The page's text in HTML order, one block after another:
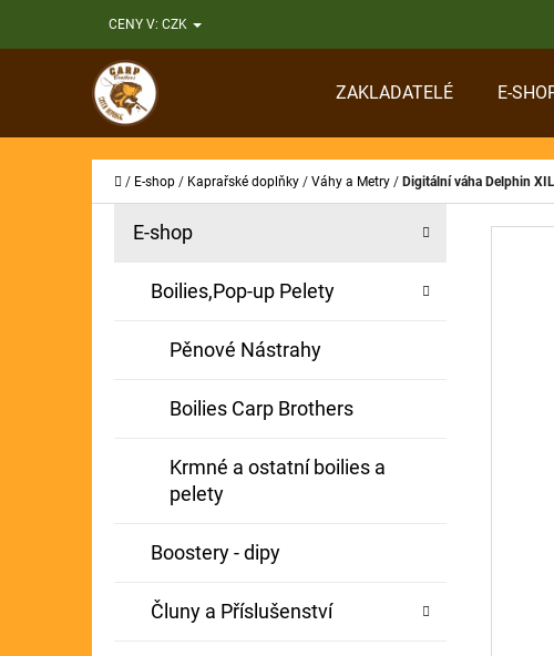
na
CENY V: CZK
ZAKLADATELÉ E-
Domů
/ E-shop / Kaprařské doplňky / Váhy a Metry / Digitální váha Delphin
Přeskočit
E-shop
Boilies,Pop-up Pelety
Pěnové Nástrahy
Boilies Carp Brothers
Krmné a ostatní boilies a
pelety
Boostery - dipy
Čluny a Příslušenství
O
Í
Zpět
do
obchodu
Zpět
do
obchodu
CO
BOILIE RIG PLUS 25LB
Původně: 79 Kč